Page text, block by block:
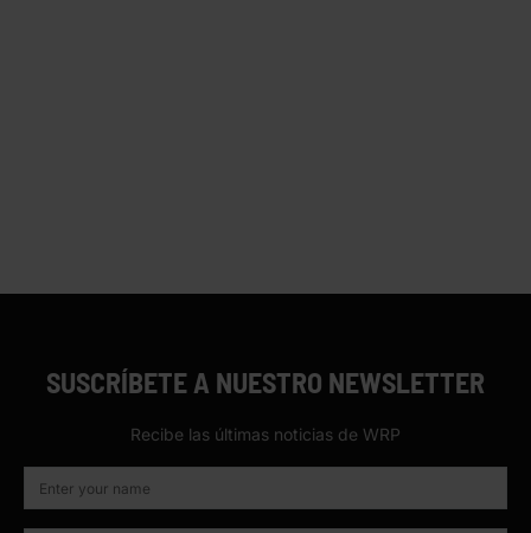
SUSCRÍBETE A NUESTRO NEWSLETTER
Recibe las últimas noticias de WRP